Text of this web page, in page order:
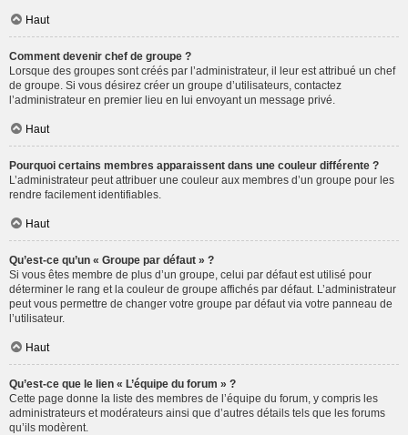
Haut
Comment devenir chef de groupe ?
Lorsque des groupes sont créés par l’administrateur, il leur est attribué un chef
de groupe. Si vous désirez créer un groupe d’utilisateurs, contactez
l’administrateur en premier lieu en lui envoyant un message privé.
Haut
Pourquoi certains membres apparaissent dans une couleur différente ?
L’administrateur peut attribuer une couleur aux membres d’un groupe pour les
rendre facilement identifiables.
Haut
Qu’est-ce qu’un « Groupe par défaut » ?
Si vous êtes membre de plus d’un groupe, celui par défaut est utilisé pour
déterminer le rang et la couleur de groupe affichés par défaut. L’administrateur
peut vous permettre de changer votre groupe par défaut via votre panneau de
l’utilisateur.
Haut
Qu’est-ce que le lien « L’équipe du forum » ?
Cette page donne la liste des membres de l’équipe du forum, y compris les
administrateurs et modérateurs ainsi que d’autres détails tels que les forums
qu’ils modèrent.